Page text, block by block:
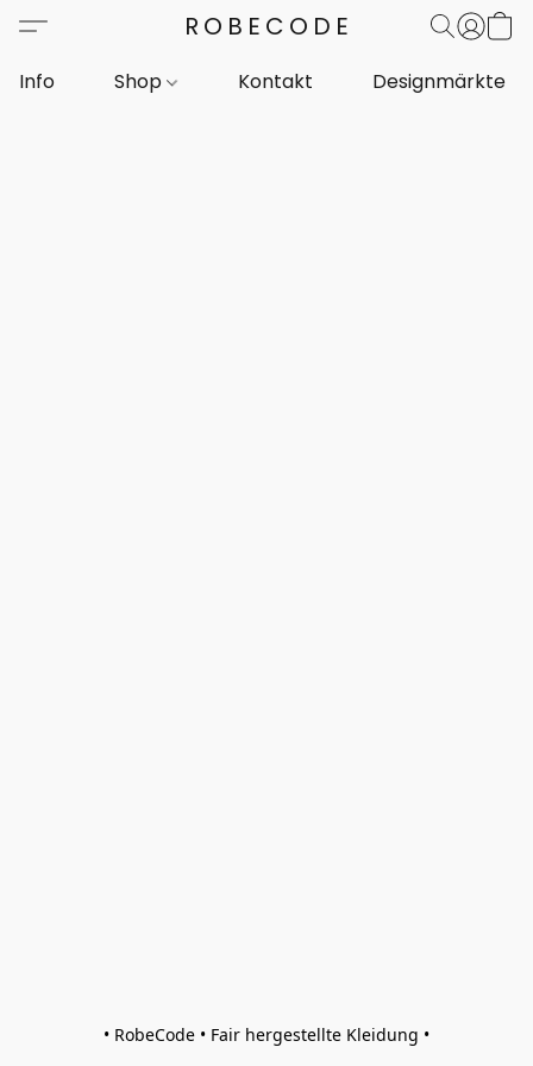
ROBECODE
Info Shop Kontakt Designmärkte
• RobeCode • Fair hergestellte Kleidung •